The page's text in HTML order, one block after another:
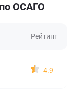
ОСАГО
Рейтинг
4.9